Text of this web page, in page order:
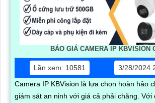
BÁO GIÁ CAMERA IP KBVISION
Lần xem: 10581
3/28/2024
Camera IP KBVision là lựa chọn hoàn hảo
giám sát an ninh với giá cả phải chăng. Với chất lượng hình